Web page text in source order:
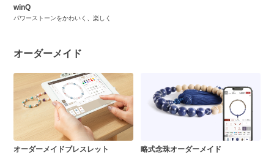
winQ
パワーストーンをかわいく、楽しく
オーダーメイド
オーダーメイドブレスレット 略式念珠オーダーメイド